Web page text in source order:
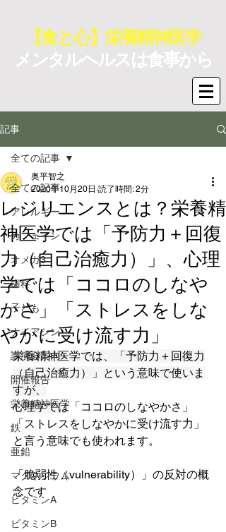
【食と心】栄養精神医学
メンタルヘルスは食事から
記事
全ての記事
アレルギー
カフェイン
オメガ3
歯科
子ども
ナイアシン
講演会案内
開催報告
栄養精神医学
鉄
亜鉛
マグネシウム
ビタミンA
ビタミンB
全ての記事
レジリエンスとは？栄養精
神医学では「予防力＋回復
力（自己治癒力）」、心理
学では「ココロのしなや
かさ」「ストレスをしな
やかに受け流す力」
奥平智之
2020年10月20日 読了時間: 2分
栄養精神医学では、「予防力＋回復力
（自己治癒力）」という意味で使いま
すが、
心理学では「ココロのしなやかさ」
「ストレスをしなやかに受け流す力」
と言う意味でも使われます。
「脆弱性（vulnerability）」の反対の概
念です